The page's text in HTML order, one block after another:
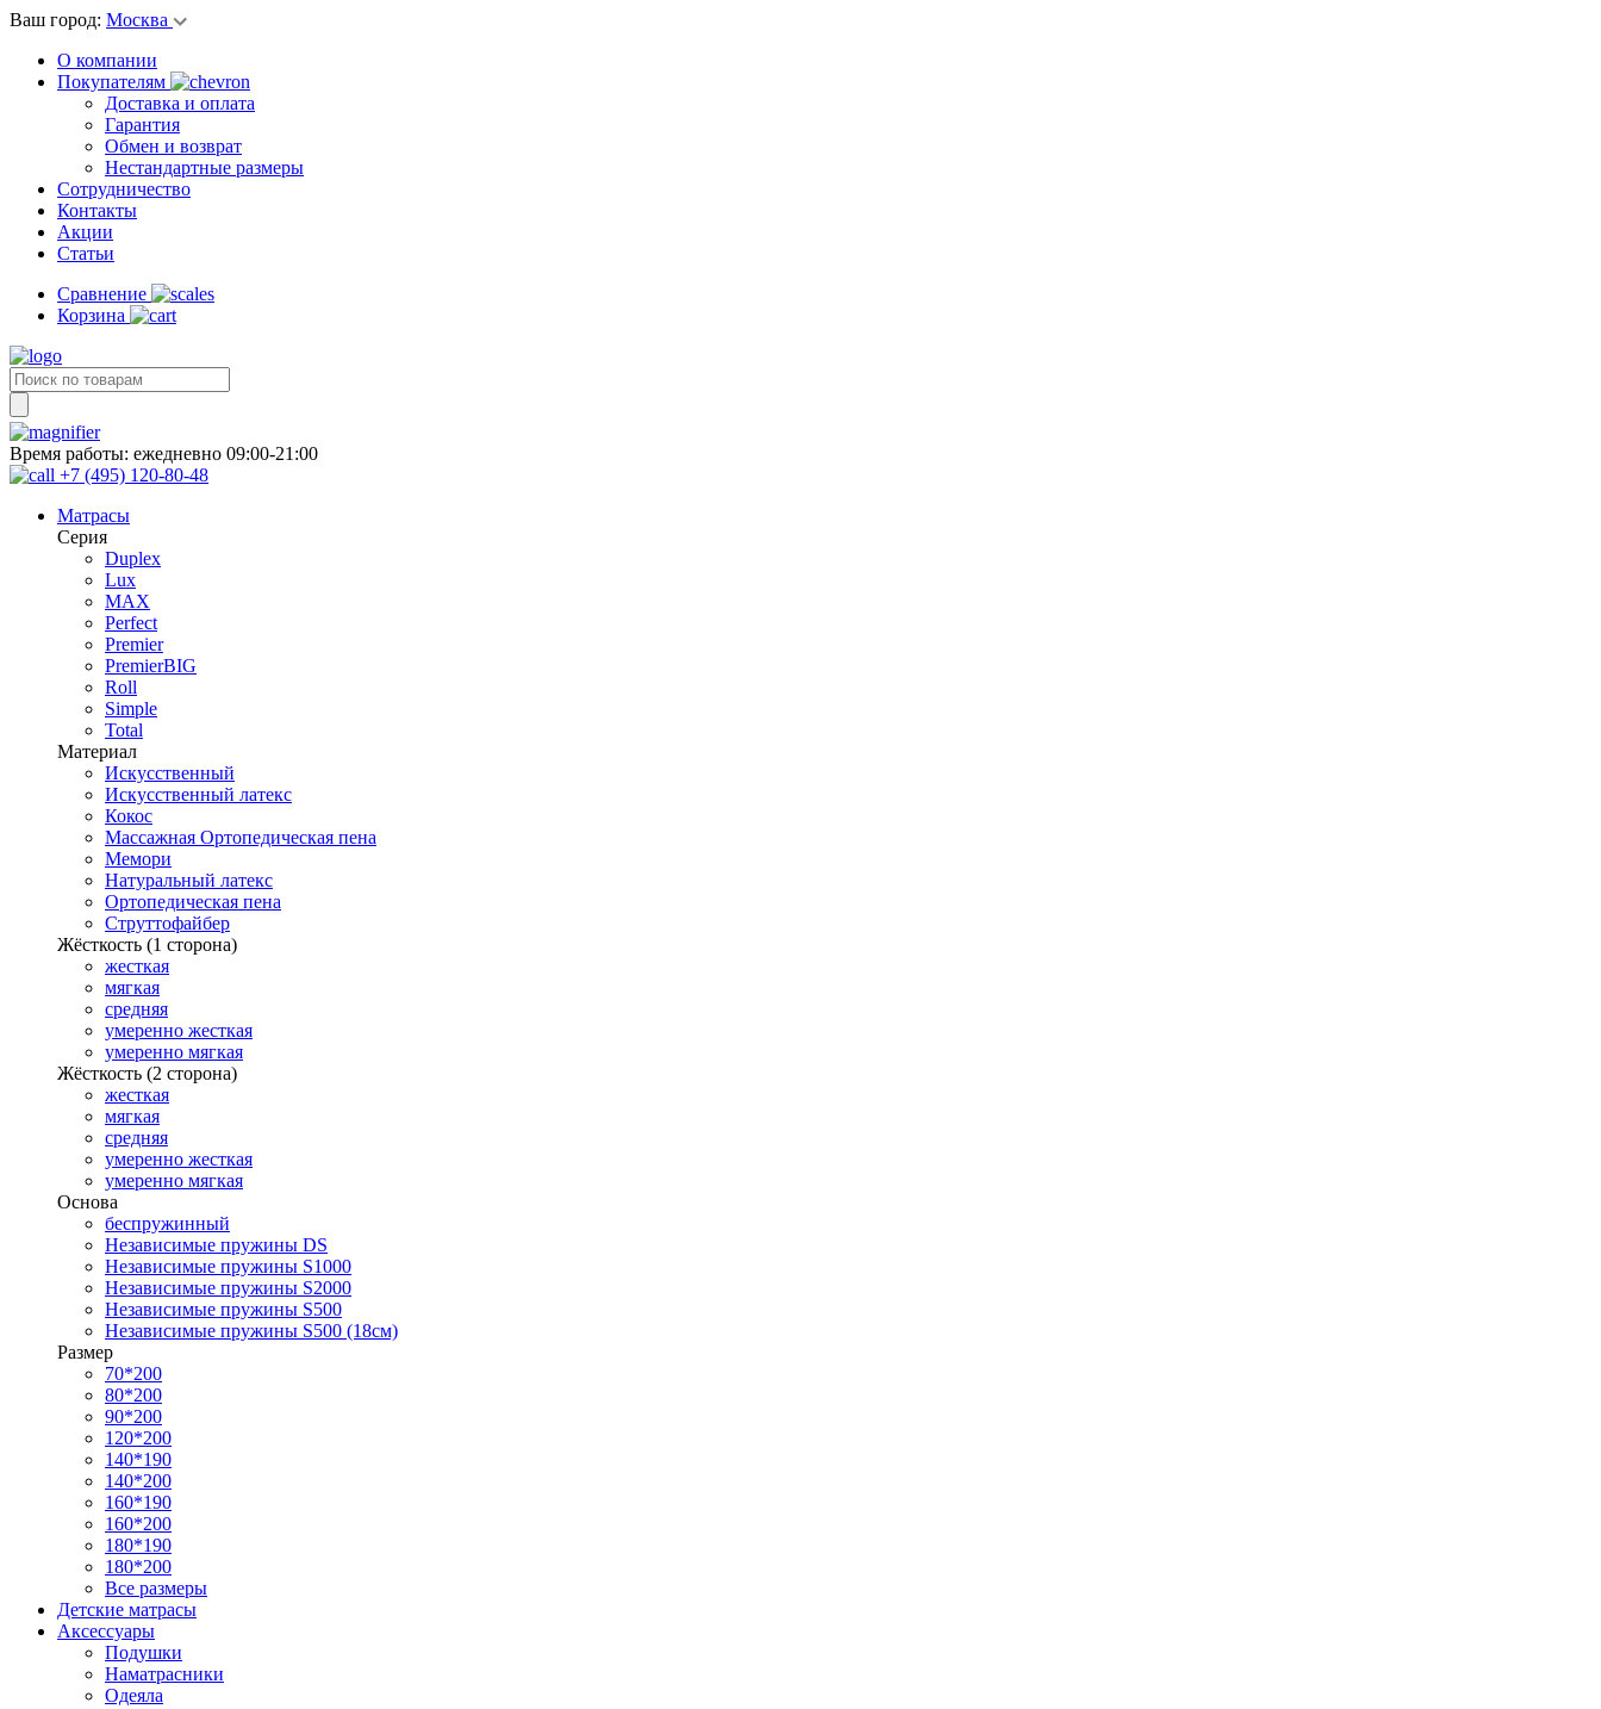
Ваш город: Москва
О компании
Покупателям
Доставка и оплата
Гарантия
Обмен и возврат
Нестандартные размеры
Сотрудничество
Контакты
Акции
Статьи
Сравнение
Корзина
Время работы: ежедневно 09:00-21:00
+7 (495) 120-80-48
Матрасы
Серия
Duplex
Lux
MAX
Perfect
Premier
PremierBIG
Roll
Simple
Total
Материал
Искусственный
Искусственный латекс
Кокос
Массажная Ортопедическая пена
Мемори
Натуральный латекс
Ортопедическая пена
Струттофайбер
Жёсткость (1 сторона)
жесткая
мягкая
средняя
умеренно жесткая
умеренно мягкая
Жёсткость (2 сторона)
жесткая
мягкая
средняя
умеренно жесткая
умеренно мягкая
Основа
беспружинный
Независимые пружины DS
Независимые пружины S1000
Независимые пружины S2000
Независимые пружины S500
Независимые пружины S500 (18см)
Размер
70*200
80*200
90*200
120*200
140*190
140*200
160*190
160*200
180*190
180*200
Все размеры
Детские матрасы
Аксессуары
Подушки
Наматрасники
Одеяла